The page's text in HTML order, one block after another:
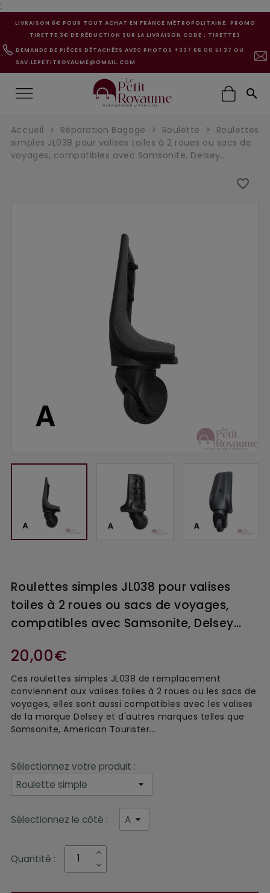
:
LIVRAISON 6€ POUR TOUT ACHAT EN FRANCE MÉTROPOLITAINE. PROMO
TIRETTE 3€ DE RÉDUCTION SUR LA LIVRAISON CODE : TIRETTE3
DEMANDE DE PIÈCES DÉTACHÉES AVEC PHOTOS +337 66 00 51 37 OU
SAV.LEPETITROYAUME@GMAIL.COM

Accueil Réparation Bagage Roulette
Roulettes
simples JL038 pour valises toiles à 2 roues ou sacs de
voyages, compatibles avec Samsonite, Delsey…
Roulettes simples JL038 pour valises
toiles à 2 roues ou sacs de voyages,
compatibles avec Samsonite, Delsey…
20,00€
Ces roulettes simples JL038 de remplacement
conviennent aux valises toiles à 2 roues ou les sacs de
voyages, elles sont aussi compatibles avec les valises
de la marque Delsey et d'autres marques telles que
Samsonite, American Tourister...
Sélectionnez votre produit :
Sélectionnez le côté :
Quantité :
favorite_border